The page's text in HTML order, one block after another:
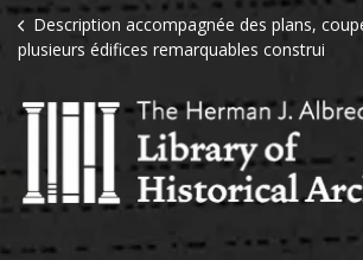
Description accompagnée des plans,
plusieurs édifices remarquables construi